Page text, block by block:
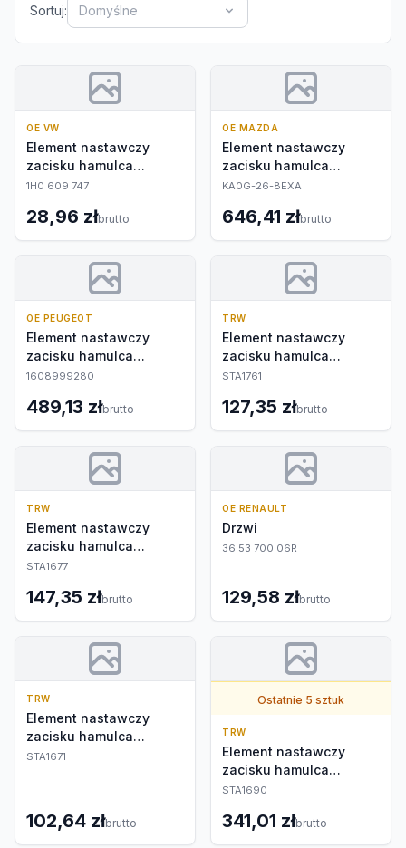
Sortuj:
Domyślne
OE VW
Element nastawczy
zacisku hamulca
postojowego
1H0 609 747
28,96 złbrutto
OE MAZDA
Element nastawczy
zacisku hamulca
postojowego
KA0G-26-8EXA
646,41 złbrutto
OE PEUGEOT
Element nastawczy
zacisku hamulca
postojowego
1608999280
489,13 złbrutto
TRW
Element nastawczy
zacisku hamulca
postojowego
STA1761
127,35 złbrutto
TRW
Element nastawczy
zacisku hamulca
postojowego
STA1677
147,35 złbrutto
OE RENAULT
Drzwi
36 53 700 06R
129,58 złbrutto
TRW
Element nastawczy
zacisku hamulca
postojowego
STA1671
102,64 złbrutto
Ostatnie 5 sztuk
TRW
Element nastawczy
zacisku hamulca
postojowego
STA1690
341,01 złbrutto